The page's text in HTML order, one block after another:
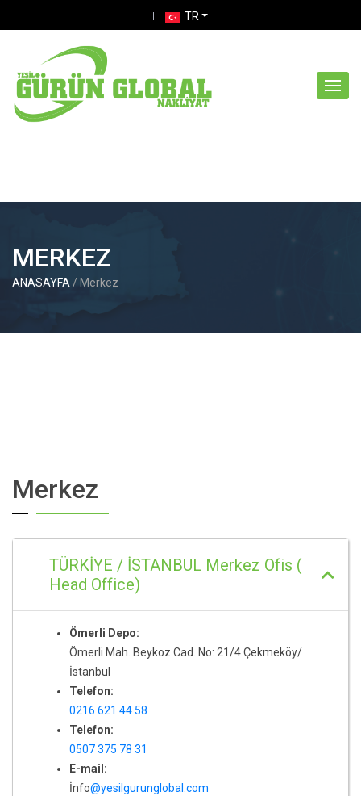
navigation
TR
MERKEZ
ANASAYFA/ Merkez
Merkez
TÜRKİYE / İSTANBUL Merkez Ofis (
Head Office)
Ömerli Depo:
Ömerli Mah. Beykoz Cad. No: 21/4 Çekmeköy/
İstanbul
Telefon:
0216 621 44 58
Telefon:
0507 375 78 31
E-mail:
İnfo@yesilgurunglobal.com